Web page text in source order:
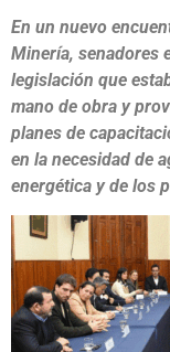
En un nuevo
Minería, senadores
legislación que
mano de obra y
planes de
en la necesidad de
energética y de los